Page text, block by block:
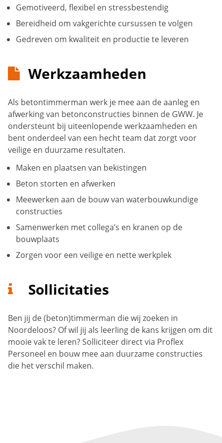
Gemotiveerd, flexibel en stressbestendig
Bereidheid om vakgerichte cursussen te volgen
Gedreven om kwaliteit en productie te leveren
Werkzaamheden
Als betontimmerman werk je mee aan de aanleg en
afwerking van betonconstructies binnen de GWW. Je
ondersteunt bij uiteenlopende werkzaamheden en
bent onderdeel van een hecht team dat zorgt voor
veilige en duurzame resultaten.
Maken en plaatsen van bekistingen
Beton storten en afwerken
Meewerken aan de bouw van waterbouwkundige
constructies
Samenwerken met collega’s en kranen op de
bouwplaats
Zorgen voor een veilige en nette werkplek
Sollicitaties
Ben jij de (beton)timmerman die wij zoeken in
Noordeloos? Of wil jij als leerling de kans krijgen om dit
mooie vak te leren? Solliciteer direct via Proflex
Personeel en bouw mee aan duurzame constructies
die het verschil maken.